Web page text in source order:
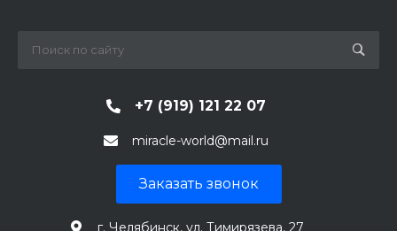
+7 (919) 121 22 07
miracle-world@mail.ru
Заказать звонок
г. Челябинск, ул. Тимирязева, 27